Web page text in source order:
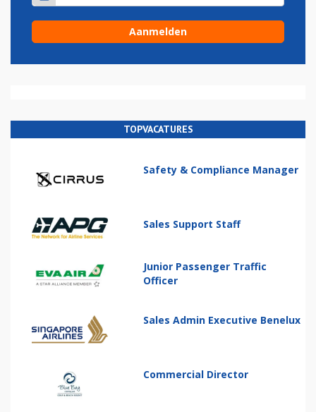
TOPVACATURES
Safety & Compliance Manager
Sales Support Staff
Junior Passenger Traffic
Officer
Sales Admin Executive Benelux
Commercial Director